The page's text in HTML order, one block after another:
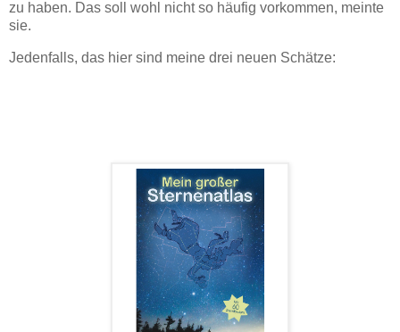
zu haben. Das soll wohl nicht so häufig vorkommen, meinte
sie.
Jedenfalls, das hier sind meine drei neuen Schätze: